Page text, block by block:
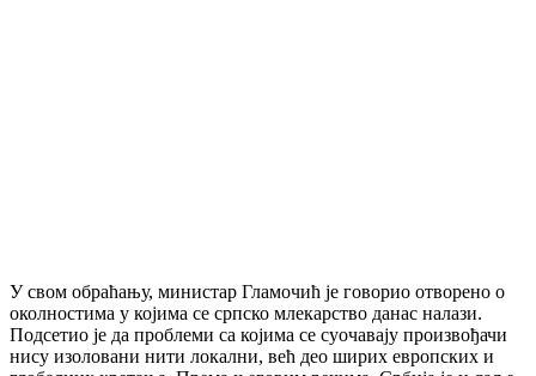
У свом обраћању, министар Гламочић је говорио отворено о
околностима у којима се српско млекарство данас налази.
Подсетио је да проблеми са којима се суочавају произвођачи
нису изоловани нити локални, већ део ширих европских и